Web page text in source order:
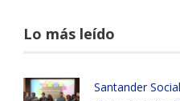
Lo más leído
Santander